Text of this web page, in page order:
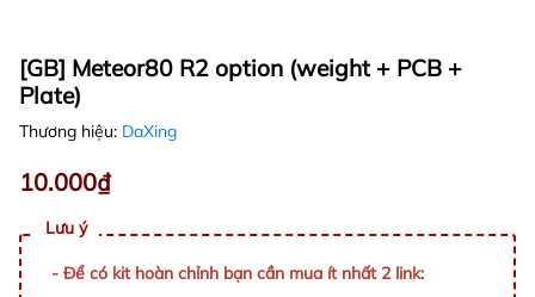
[GB] Meteor80 R2 option (weight + PCB +
Plate)
Thương hiệu: DaXing
10.000₫
Lưu ý
- Để có kit hoàn chỉnh bạn cần mua ít nhất 2 link: